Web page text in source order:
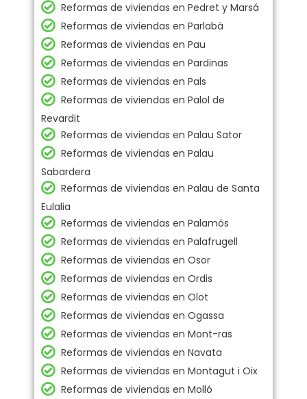
Reformas de viviendas en Pedret y Marsá
Reformas de viviendas en Parlabá
Reformas de viviendas en Pau
Reformas de viviendas en Pardinas
Reformas de viviendas en Pals
Reformas de viviendas en Palol de
Revardit
Reformas de viviendas en Palau Sator
Reformas de viviendas en Palau
Sabardera
Reformas de viviendas en Palau de Santa
Eulalia
Reformas de viviendas en Palamós
Reformas de viviendas en Palafrugell
Reformas de viviendas en Osor
Reformas de viviendas en Ordis
Reformas de viviendas en Olot
Reformas de viviendas en Ogassa
Reformas de viviendas en Mont-ras
Reformas de viviendas en Navata
Reformas de viviendas en Montagut i Oix
Reformas de viviendas en Molló